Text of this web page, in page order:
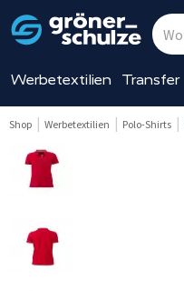
Werbetextilien Transfer
Shop Werbetextilien Polo-Shirts